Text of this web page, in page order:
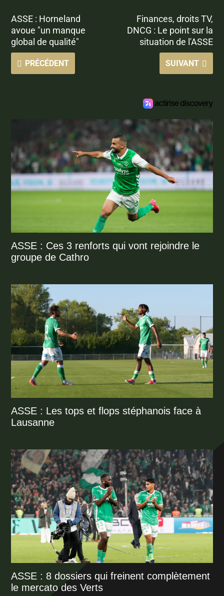
ASSE : Horneland
avoue "un manque
global de qualité"
PRÉCÉDENT
Finances, droits TV,
DNCG : Le point sur la
situation de l'ASSE
SUIVANT
ASSE : Ces 3 renforts qui vont rejoindre le
groupe de Cathro
ASSE : Les tops et flops stéphanois face à
Lausanne
ASSE : 8 dossiers qui freinent complètement
le mercato des Verts